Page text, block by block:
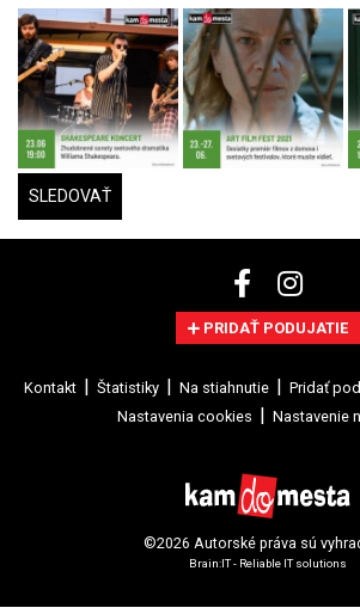
SLEDOVAŤ
PRIDAŤ PODUJATIE
Kontakt Štatistiky Na stiahnutie Pridať
Nastavenia cookies
Nastavenie
©2026 Autorské práva sú
Brain:IT - Reliable IT solutions